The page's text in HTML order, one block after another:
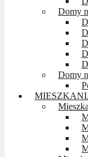
Domy
Domy